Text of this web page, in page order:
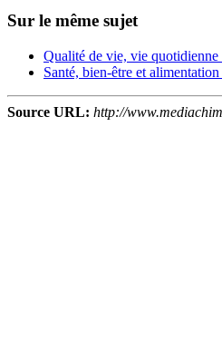
Sur le même sujet
Qualité de vie, vie quotidienne
Santé, bien-être et alimentation
Source URL: http://